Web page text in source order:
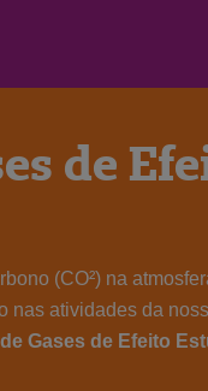
de
(CO²) na
nas atividades da
Gases de Efeito